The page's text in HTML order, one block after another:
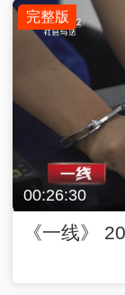
点击下载
完整版
00:26:30
《一线》